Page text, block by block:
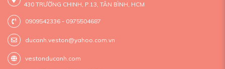
430 TRƯỜNG CHINH, P.13, TÂN BÌNH, HCM
0909542336 - 0975504687
ducanh.veston@yahoo.com.vn
vestonducanh.com